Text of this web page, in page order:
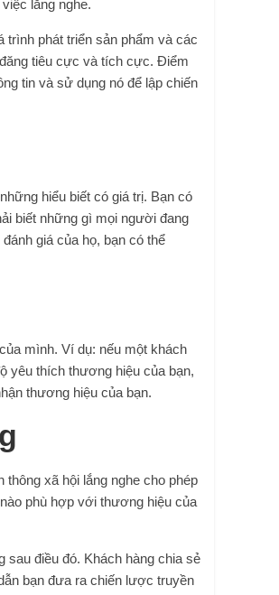
lắng nghe.
trình phát triển sản phẩm và các
tiêu cực và tích cực. Điểm
tin và sử dụng nó để lập chiến
hiểu biết có giá trị. Bạn có
biết những gì mọi người đang
giá của họ, bạn có thể
mình. Ví dụ: nếu một khách
yêu thích thương hiệu của bạn,
thương hiệu của bạn.
xã hội lắng nghe cho phép
phù hợp với thương hiệu của
điều đó. Khách hàng chia sẻ
bạn đưa ra chiến lược truyền